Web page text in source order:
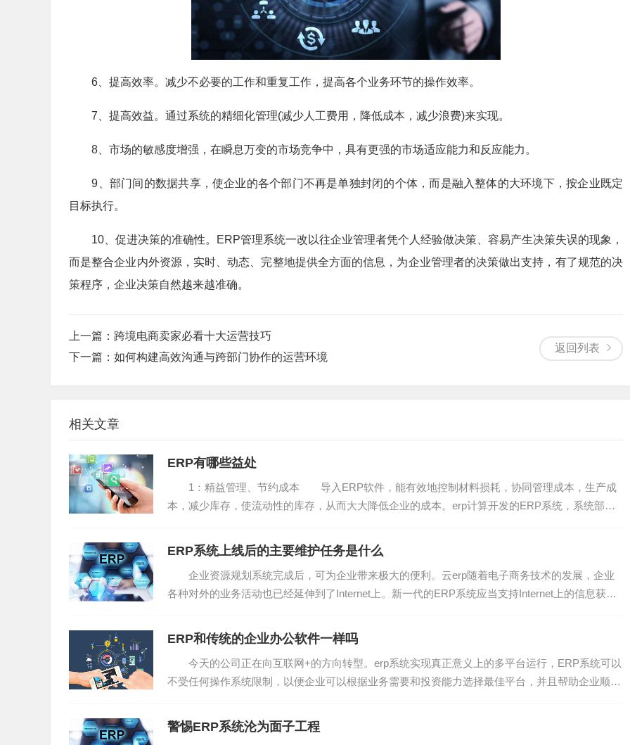
6、提高效率。减少不必要的工作和重复工作，提高各个业务环节的操作效率。
7、提高效益。通过系统的精细化管理(减少人工费用，降低成本，减少浪费)来实现。
8、市场的敏感度增强，在瞬息万变的市场竞争中，具有更强的市场适应能力和反应能力。
9、部门间的数据共享，使企业的各个部门不再是单独封闭的个体，而是融入整体的大环境下，按企业既定
目标执行。
10、促进决策的准确性。ERP管理系统一改以往企业管理者凭个人经验做决策、容易产生决策失误的现象，
而是整合企业内外资源，实时、动态、完整地提供全方面的信息，为企业管理者的决策做出支持，有了规范的决
策程序，企业决策自然越来越准确。
返回列表
上一篇： 跨境电商卖家必看十大运营技巧
下一篇： 如何构建高效沟通与跨部门协作的运营环境
相关文章
ERP有哪些益处
1：精益管理、节约成本 导入ERP软件，能有效地控制材料损耗，协同管理成本，生产成
本，减少库存，使流动性的库存，从而大大降低企业的成本。erp计算开发的ERP系统，系统部署
ERP系统上线后的主要维护任务是什么
企业资源规划系统完成后，可为企业带来极大的便利。云erp随着电子商务技术的发展，企业
各种对外的业务活动也已经延伸到了Internet上。新一代的ERP系统应当支持Internet上的信息获取
ERP和传统的企业办公软件一样吗
今天的公司正在向互联网+的方向转型。erp系统实现真正意义上的多平台运行，ERP系统可以
不受任何操作系统限制，以便企业可以根据业务需要和投资能力选择最佳平台，并且帮助企业顺利
警惕ERP系统沦为面子工程